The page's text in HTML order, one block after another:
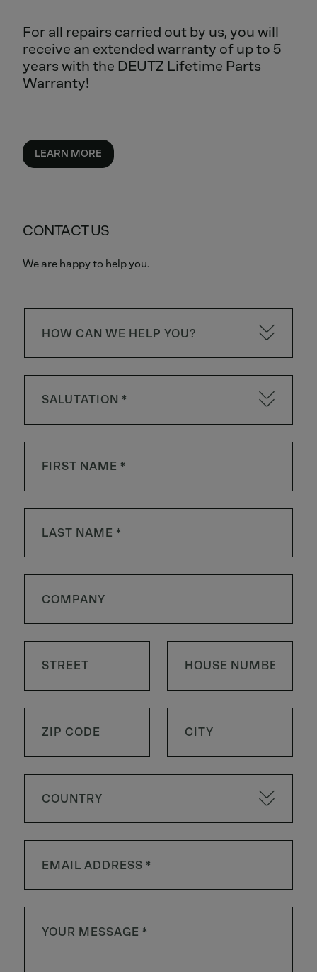
For all repairs carried out by us, you will
receive an extended warranty of up to 5
years with the DEUTZ Lifetime Parts
Warranty!
LEARN MORE
CONTACT US
We are happy to help you.
HOW CAN WE HELP YOU?
SALUTATION *
COUNTRY